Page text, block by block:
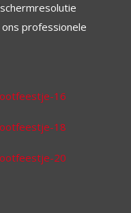
professionele